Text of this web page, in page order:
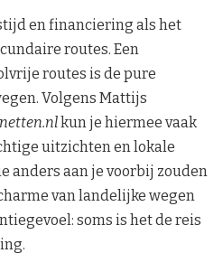
en financiering als het
routes. Een
routes is de pure
Volgens Mattijs
kun je hiermee vaak
uitzichten en lokale
anders aan je voorbij zouden
van landelijke wegen
soms is het de reis